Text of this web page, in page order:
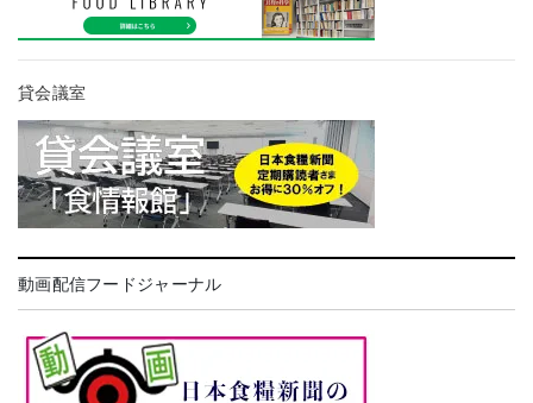
貸会議室
動画配信フードジャーナル